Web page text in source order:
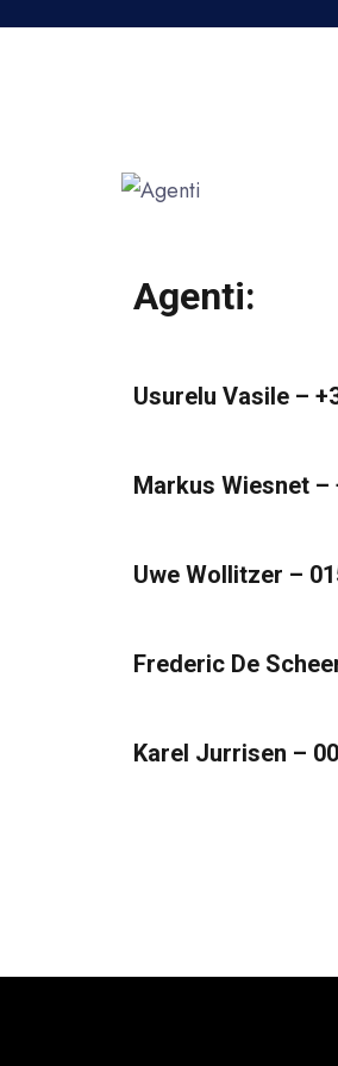
Agenti:
Usurelu Vasile –
Markus Wiesnet –
Uwe Wollitzer –
Frederic De
Karel Jurrisen –